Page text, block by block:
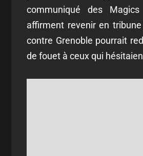
communiqué des
affirment revenir en
contre Grenoble pourrait
de fouet à ceux qui